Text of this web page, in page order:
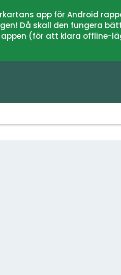
app för Android
Då skall den fungera
(för att klara offline-